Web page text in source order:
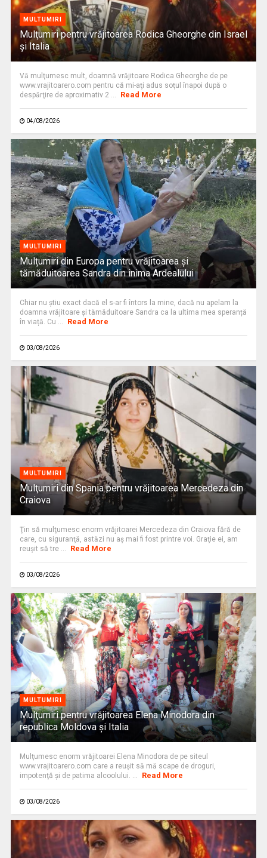
MULTUMIRI
Mulţumiri pentru vrăjitoarea Rodica Gheorghe din Israel
și Italia
Vă mulţumesc mult, doamnă vrăjitoare Rodica Gheorghe de pe
www.vrajitoarero.com pentru că mi-aţi adus soţul înapoi după o
despărţire de aproximativ 2 ...
Read More
04/08/2026
MULTUMIRI
Mulțumiri din Europa pentru vrăjitoarea și
tămăduitoarea Sandra din inima Ardealului
Chiar nu știu exact dacă el s-ar fi întors la mine, dacă nu apelam la
doamna vrăjitoare și tămăduitoare Sandra ca la ultima mea speranță
în viață. Cu ...
Read More
03/08/2026
MULTUMIRI
Mulţumiri din Spania pentru vrăjitoarea Mercedeza din
Craiova
Ţin să mulţumesc enorm vrăjitoarei Mercedeza din Craiova fără de
care, cu siguranţă, astăzi nu aş mai fi fost printre voi. Graţie ei, am
reuşit să tre ...
Read More
03/08/2026
MULTUMIRI
Mulţumiri pentru vrăjitoarea Elena Minodora din
republica Moldova și Italia
Mulţumesc enorm vrăjitoarei Elena Minodora de pe siteul
www.vrajitoarero.com care a reuşit să mă scape de droguri,
impotenţă şi de patima alcoolului. ...
Read More
03/08/2026